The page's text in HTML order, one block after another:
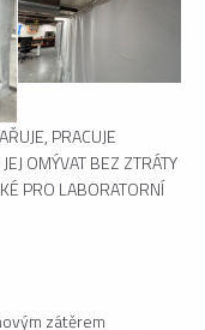
PRACUJE
OMÝVAT BEZ ZTRÁTY
PRO LABORATORNÍ
zátěrem